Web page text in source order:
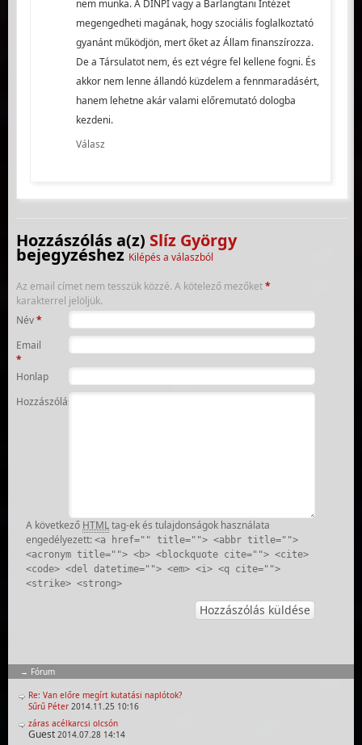
nem munka. A DINPI vagy a Barlangtani Intézet
megengedheti magának, hogy szociális foglalkoztató
gyanánt működjön, mert őket az Állam finanszírozza.
De a Társulatot nem, és ezt végre fel kellene fogni. És
akkor nem lenne állandó küzdelem a fennmaradásért,
hanem lehetne akár valami előremutató dologba
kezdeni.
Válasz
Hozzászólás a(z) Slíz György
bejegyzéshezKilépés a válaszból
Az email címet nem tesszük közzé. A kötelező mezőket*
karakterrel jelöljük.
Név*
Email
*
Honlap
Hozzászólás
A következő HTMLtag-ek és tulajdonságok használata
engedélyezett: <a href="" title=""> <abbr title="">
<acronym title=""> <b> <blockquote cite=""> <cite>
<code> <del datetime=""> <em> <i> <q cite="">
<strike> <strong>
Fórum
Re: Van előre megírt kutatási naplótok?
Sűrű Péter 2014.11.25 10:16
záras acélkarcsi olcsón
Guest 2014.07.28 14:14